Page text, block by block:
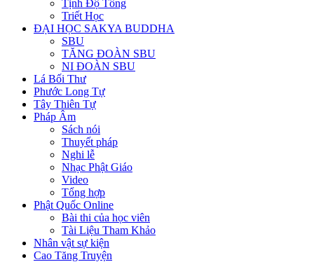
Tịnh Độ Tông
Triết Học
ĐẠI HỌC SAKYA BUDDHA
SBU
TĂNG ĐOÀN SBU
NI ĐOÀN SBU
Lá Bối Thư
Phước Long Tự
Tây Thiên Tự
Pháp Âm
Sách nói
Thuyết pháp
Nghi lễ
Nhạc Phật Giáo
Video
Tổng hợp
Phật Quốc Online
Bài thi của học viên
Tài Liệu Tham Khảo
Nhân vật sự kiện
Cao Tăng Truyện